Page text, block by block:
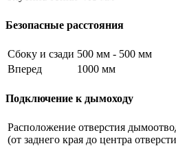
Безопасные расстояния
Сбоку и сзади 500 мм - 500 мм
Вперед
1000 мм
Подключение к дымоходу
Расположение отверстия
(от заднего края до центра